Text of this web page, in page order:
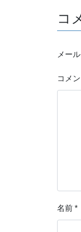
コ
メー
コメン
名前 *